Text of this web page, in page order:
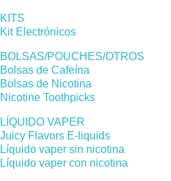
KITS
Kit Electrónicos
BOLSAS/POUCHES/OTROS
Bolsas de Cafeína
Bolsas de Nicotina
Nicotine Toothpicks
LÍQUIDO VAPER
Juicy Flavors E-liquids
Líquido vaper sin nicotina
Líquido vaper con nicotina